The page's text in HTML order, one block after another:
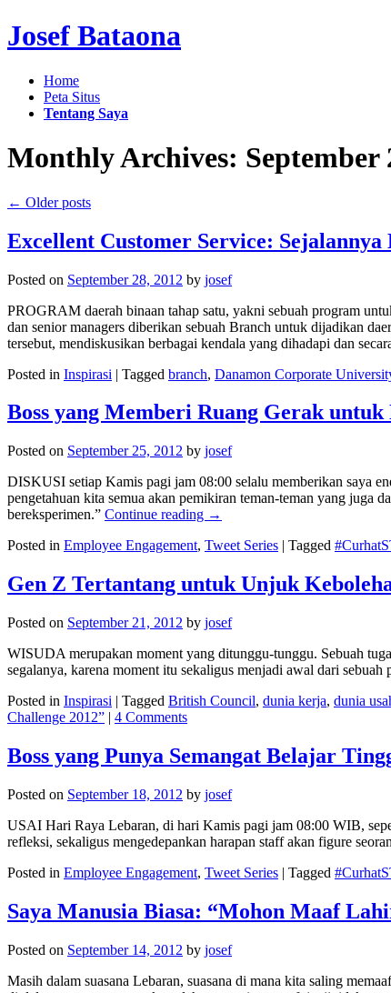
Josef Bataona
Home
Peta Situs
Tentang Saya
Monthly Archives: September
← Older posts
Excellent Customer Service:
Posted on September 28, 2012 by josef
PROGRAM daerah binaan tahap satu, yakni sebuah program
dan senior managers diberikan sebuah Branch untuk dijadikan
tersebut, mendiskusikan berbagai kendala yang dihadapi dan
Posted in Inspirasi | Tagged branch, Danamon Corporate
Boss yang Memberi Ruang Gerak
Posted on September 25, 2012 by josef
DISKUSI setiap Kamis pagi jam 08:00 selalu memberikan saya
pengetahuan kita semua akan pemikiran teman-teman yang juga
bereksperimen.” Continue reading →
Posted in Employee Engagement, Tweet Series | Tagged
Gen Z Tertantang untuk Unjuk
Posted on September 21, 2012 by josef
WISUDA merupakan moment yang ditunggu-tunggu. Sebuah
segalanya, karena moment itu sekaligus menjadi awal dari
Posted in Inspirasi | Tagged British Council, dunia kerja, dunia
Challenge 2012” | 4 Comments
Boss yang Punya Semangat Belajar
Posted on September 18, 2012 by josef
USAI Hari Raya Lebaran, di hari Kamis pagi jam 08:00 WIB,
refleksi, sekaligus mengedepankan harapan staff akan figure
Posted in Employee Engagement, Tweet Series | Tagged
Saya Manusia Biasa: “Mohon Maaf
Posted on September 14, 2012 by josef
Masih dalam suasana Lebaran, suasana di mana kita saling